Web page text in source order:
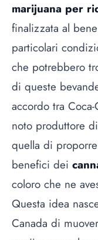
marijuana per
finalizzata al
particolari
che potrebbero
di queste
accordo tra Coca-
noto produttore
quella di
benefici dei
coloro che ne
Questa idea
Canada di